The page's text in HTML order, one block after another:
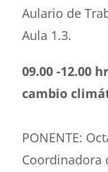
Aulario de
Aula 1.3.
09.00 -12.00
cambio
PONENTE:
Coordinadora